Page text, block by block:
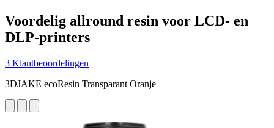
Voordelig allround resin voor LCD- en
DLP-printers
3 Klantbeoordelingen
3DJAKE ecoResin Transparant Oranje